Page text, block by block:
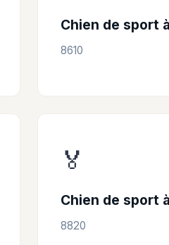
Chien de sport
8610
🏅
Chien de sport
8820